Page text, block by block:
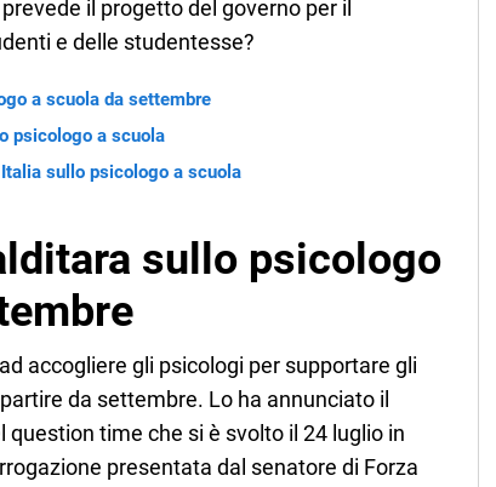
il progetto del governo per il
e delle studentesse?
a scuola da settembre
psicologo a scuola
sullo psicologo a scuola
sullo psicologo
accogliere gli psicologi per supportare gli
da settembre. Lo ha annunciato il
question time che si è svolto il 24 luglio in
presentata dal senatore di Forza